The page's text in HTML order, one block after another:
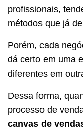
profissionais,
métodos que já
Porém, cada
dá certo em uma
diferentes em
Dessa forma,
processo de
canvas de